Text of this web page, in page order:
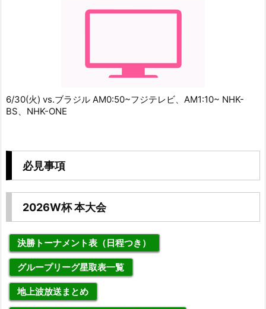
6/30(火) vs.ブラジル AM0:50~フジテレビ、AM1:10~ NHK-
BS、NHK-ONE
必見事項
2026W杯 本大会
決勝トーナメント表（日程つき）
グループリーグ星取表一覧
地上波放送まとめ